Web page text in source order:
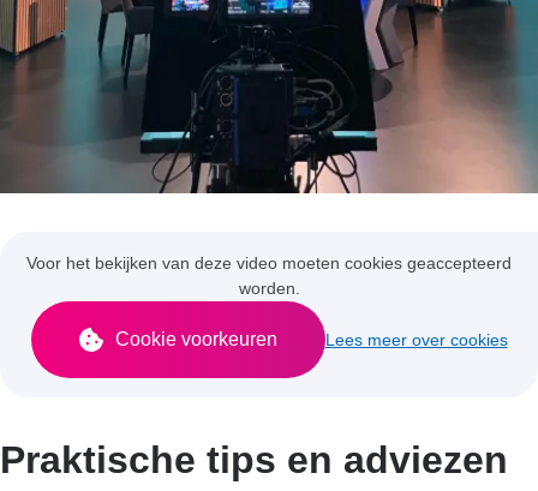
Voor het bekijken van deze video moeten cookies geaccepteerd
worden.
Cookie voorkeuren Lees meer over cookies
Praktische tips en adviezen